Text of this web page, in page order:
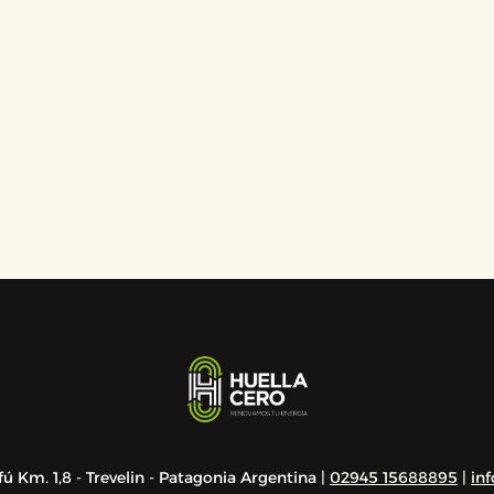
Km. 1,8 - Trevelin - Patagonia Argentina | 02945 15688895 |